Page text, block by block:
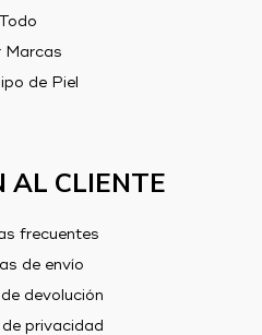
Todo
Marcas
de Piel
AL CLIENTE
frecuentes
de envío
devolución
privacidad